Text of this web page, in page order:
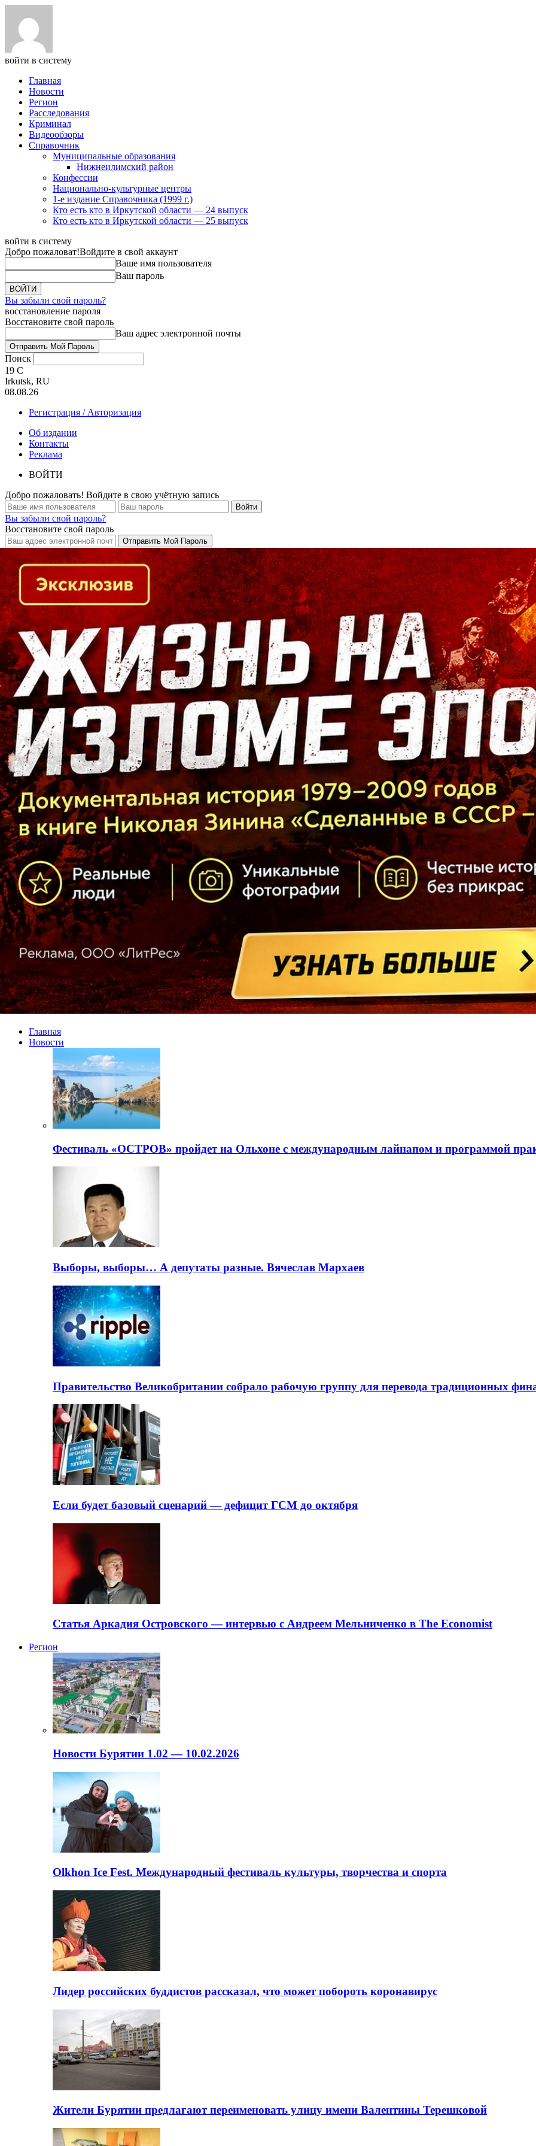
войти в систему
Главная
Новости
Регион
Расследования
Криминал
Видеообзоры
Справочник
Муниципальные образования
Нижнеилимский район
Конфессии
Национально-культурные центры
1-е издание Справочника (1999 г.)
Кто есть кто в Иркутской области — 24 выпуск
Кто есть кто в Иркутской области — 25 выпуск
войти в систему
Добро пожаловат!Войдите в свой аккаунт
Ваше имя пользователя
Ваш пароль
Вы забыли свой пароль?
восстановление пароля
Восстановите свой пароль
Ваш адрес электронной почты
Поиск
19 C
Irkutsk, RU
08.08.26
Регистрация / Авторизация
Об издании
Контакты
Реклама
ВОЙТИ
Добро пожаловать! Войдите в свою учётную запись
Вы забыли свой пароль?
Восстановите свой пароль
Кто есть кто в Байкальском регионе
Главная
Новости
Фестиваль «ОСТРОВ» пройдет на Ольхоне с международным лайнапом и программой
Выборы, выборы… А депутаты разные. Вячеслав Мархаев
Правительство Великобритании собрало рабочую группу для перевода традиционных
Если будет базовый сценарий — дефицит ГСМ до октября
Статья Аркадия Островского — интервью с Андреем Мельниченко в The Economist
Регион
Новости Бурятии 1.02 — 10.02.2026
Olkhon Ice Fest. Международный фестиваль культуры, творчества и спорта
Лидер российских буддистов рассказал, что может побороть коронавирус
Жители Бурятии предлагают переименовать улицу имени Валентины Терешковой